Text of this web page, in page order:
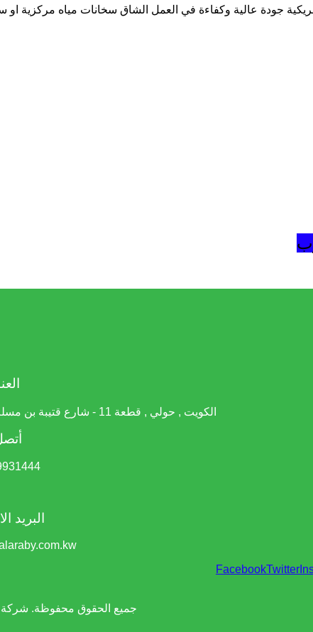
جودة عالية وكفاءة في العمل الشاق سخانات مياه مركزية او
الكويت , حولي , قطعة 11 - شارع قتيبة بن مسلم - قسيمة 13531- مجمع شيخة / معرض رقم 6
البريد
FacebookTwitter
جميع الحقوق محفوظة. شركة